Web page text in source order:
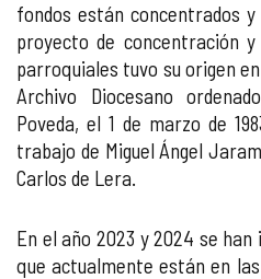
fondos están concentrados
proyecto de concentración
parroquiales tuvo su origen
Archivo Diocesano
Poveda, el 1 de marzo de
trabajo de Miguel Ángel
Carlos de Lera.
En el año 2023 y 2024 se
que actualmente están en